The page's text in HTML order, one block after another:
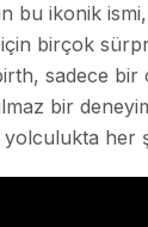
bu ikonik
birçok
sadece bir
bir
her